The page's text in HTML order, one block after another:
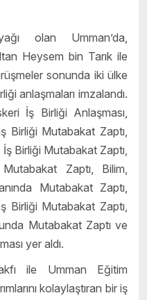
olan Umman’da,
Heysem bin Tarık ile
sonunda iki ülke
anlaşmaları imzalandı.
İş Birliği Anlaşması,
Birliği Mutabakat Zaptı,
Birliği Mutabakat Zaptı,
Zaptı, Bilim,
Mutabakat Zaptı,
Birliği Mutabakat Zaptı,
Mutabakat Zaptı ve
yer aldı.
ile Umman Eğitim
kolaylaştıran bir iş